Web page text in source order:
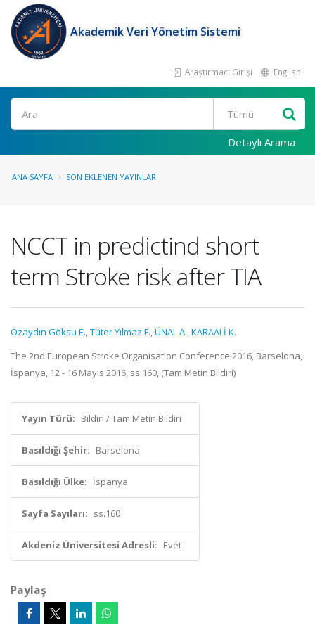
Akademik Veri Yönetim Sistemi
Araştırmacı Girişi English
Ara
Detaylı Arama
ANA SAYFA SON EKLENEN YAYINLAR
NCCT in predictind short
term Stroke risk after TIA
Özaydın Göksu E.,Tüter Yılmaz F.,ÜNAL A.,KARAALİ K.
The 2nd European Stroke Organisation Conference 2016, Barselona,
İspanya, 12 - 16 Mayıs 2016, ss.160, (Tam Metin Bildiri)
Yayın Türü: Bildiri / Tam Metin Bildiri
Basıldığı Şehir: Barselona
Basıldığı Ülke: İspanya
Sayfa Sayıları: ss.160
Akdeniz Üniversitesi Adresli: Evet
Paylaş